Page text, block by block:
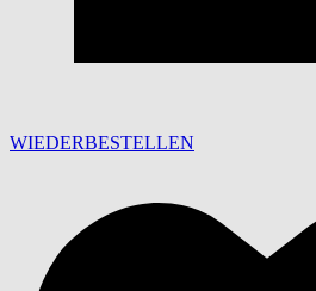
WIEDERBESTELLEN